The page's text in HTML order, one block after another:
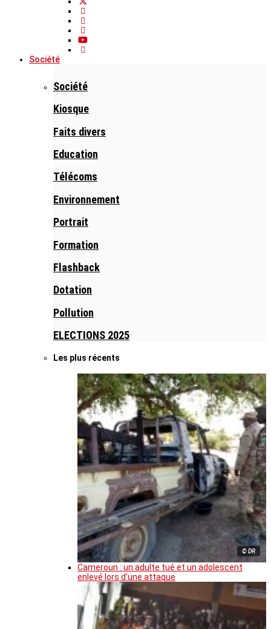
Société
Société
Kiosque
Faits divers
Education
Télécoms
Environnement
Portrait
Formation
Flashback
Dotation
Pollution
ELECTIONS 2025
Les plus récents
© DR
Cameroun : un adulte tué et un adolescent
enlevé lors d’une attaque